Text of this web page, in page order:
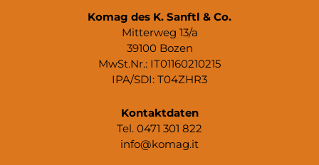
Komag des K. Sanftl & Co.
Mitterweg 13/a
39100 Bozen
MwSt.Nr.: IT01160210215
IPA/SDI: T04ZHR3
Kontaktdaten
Tel. 0471 301 822
info@komag.it